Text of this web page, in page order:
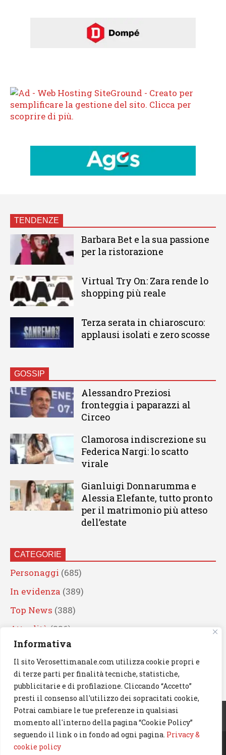
Informativa
Il sito Verosettimanale.com utilizza cookie propri e
di terze parti per finalità tecniche, statistiche,
pubblicitarie e di profilazione. Cliccando “Accetto”
presti il consenso all'utilizzo dei sopracitati cookie,
Potrai cambiare le tue preferenze in qualsiasi
momento all'interno della pagina “Cookie Policy”
seguendo il link o in fondo ad ogni pagina. Privacy &
cookie policy
TENDENZE
Barbara Bet e la sua passione
per la ristorazione
Virtual Try On: Zara rende lo
shopping più reale
Terza serata in chiaroscuro:
applausi isolati e zero scosse
GOSSIP
Alessandro Preziosi
fronteggia i paparazzi al
Circeo
Clamorosa indiscrezione su
Federica Nargi: lo scatto
virale
Gianluigi Donnarumma e
Alessia Elefante, tutto pronto
per il matrimonio più atteso
dell’estate
CATEGORIE
Personaggi (685)
In evidenza (389)
Top News (388)
Attualità (336)
Eventi(330)
Artisti (241)
News(238)
Cerca
© 2023 Verosettimanale.com. All rights reserved.